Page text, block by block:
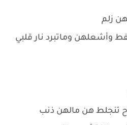
زلم
وأشعلهن وماتبرد نار قلبي
تنجلط هن مالهن ذنب